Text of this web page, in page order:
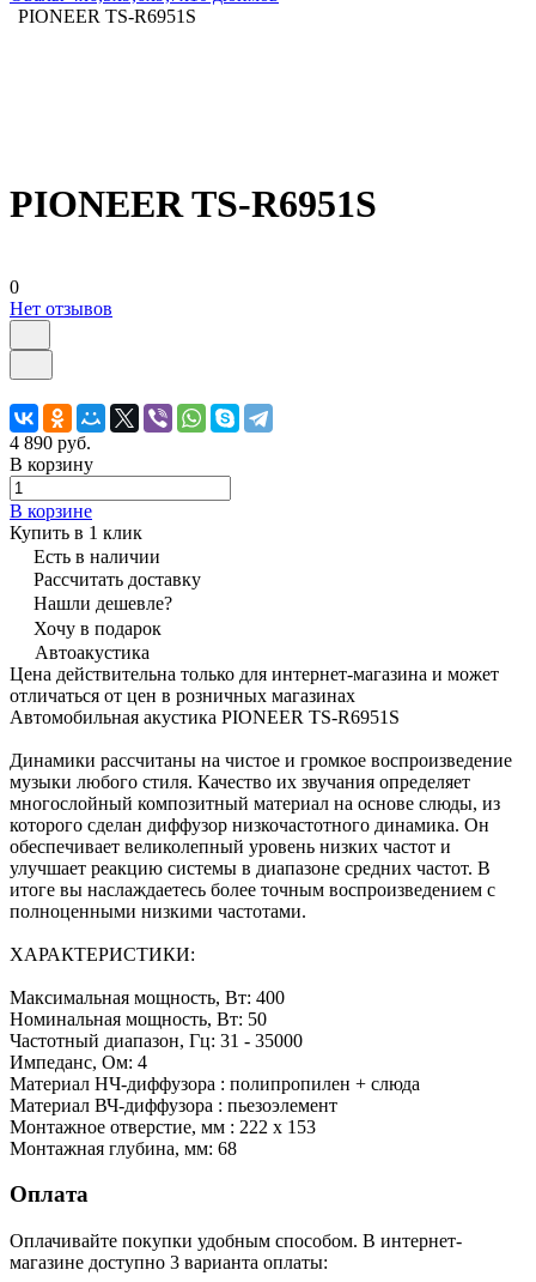
PIONEER TS-R6951S
PIONEER TS-R6951S
0
Нет отзывов
4 890 руб.
В корзину
В корзине
Купить в 1 клик
Есть в наличии
Рассчитать доставку
Нашли дешевле?
Хочу в подарок
Автоакустика
Цена действительна только для интернет-магазина и может
отличаться от цен в розничных магазинах
Автомобильная акустика PIONEER TS-R6951S
Динамики рассчитаны на чистое и громкое воспроизведение
музыки любого стиля. Качество их звучания определяет
многослойный композитный материал на основе слюды, из
которого сделан диффузор низкочастотного динамика. Он
обеспечивает великолепный уровень низких частот и
улучшает реакцию системы в диапазоне средних частот. В
итоге вы наслаждаетесь более точным воспроизведением с
полноценными низкими частотами.
ХАРАКТЕРИСТИКИ:
Максимальная мощность, Вт: 400
Номинальная мощность, Вт: 50
Частотный диапазон, Гц: 31 - 35000
Импеданс, Ом: 4
Материал НЧ-диффузора : полипропилен + слюда
Материал ВЧ-диффузора : пьезоэлемент
Монтажное отверстие, мм : 222 x 153
Монтажная глубина, мм: 68
Оплата
Оплачивайте покупки удобным способом. В интернет-
магазине доступно 3 варианта оплаты: